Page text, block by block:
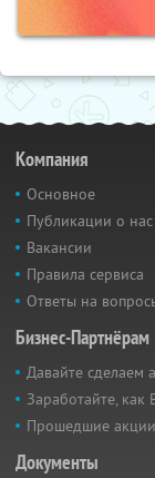
Компания
Основное
Публикации о нас
Вакансии
Правила сервиса
Ответы на
Бизнес-Партнёрам
Давайте сделаем
Заработайте, как
Прошедшие акции
Документы